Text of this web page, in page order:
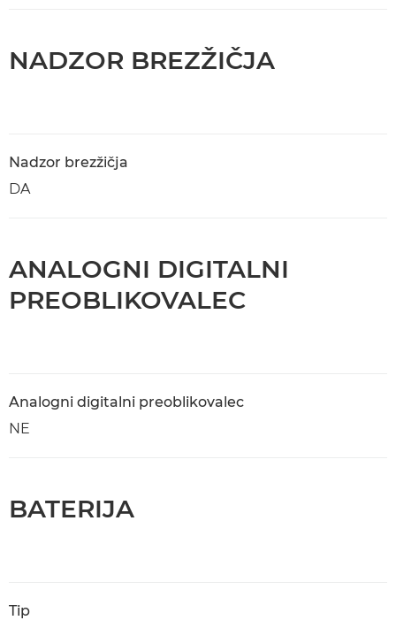
NADZOR BREZŽIČJA
Nadzor brezžičja
DA
ANALOGNI DIGITALNI
PREOBLIKOVALEC
Analogni digitalni preoblikovalec
NE
BATERIJA
Tip